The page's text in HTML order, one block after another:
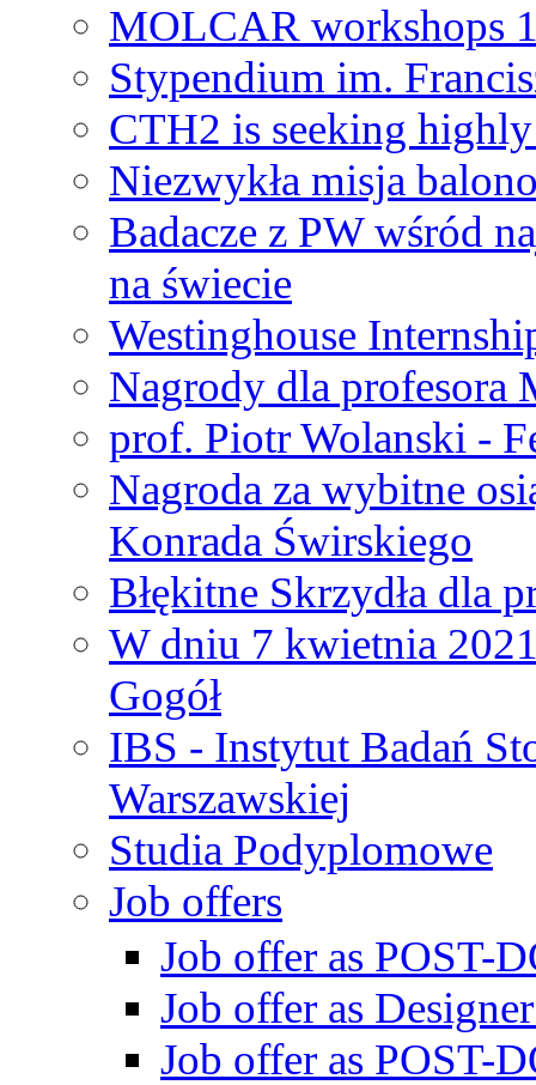
MOLCAR workshops
Stypendium im.
CTH2 is seeking
Niezwykła misja
Badacze z PW wśród
na świecie
Westinghouse
Nagrody dla profesora
prof. Piotr Wolanski -
Nagroda za wybitne
Konrada Świrskiego
Błękitne Skrzydła dla
W dniu 7 kwietnia
Gogół
IBS - Instytut Badań
Warszawskiej
Studia Podyplomowe
Job offers
Job offer as POST-
Job offer as
Job offer as POST-